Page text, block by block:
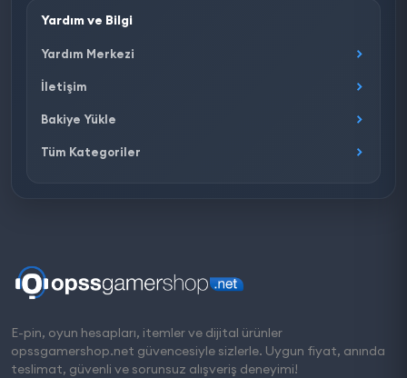
Yardım ve Bilgi
Yardım Merkezi
İletişim
Bakiye Yükle
Tüm Kategoriler
E-pin, oyun hesapları, itemler ve dijital ürünler
opssgamershop.net güvencesiyle sizlerle. Uygun fiyat, anında
teslimat, güvenli ve sorunsuz alışveriş deneyimi!